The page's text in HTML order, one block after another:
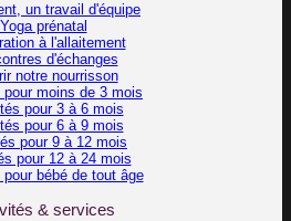
un travail d'équipe
Yoga prénatal
à l'allaitement
d'échanges
notre nourrisson
moins de 3 mois
pour 3 à 6 mois
pour 6 à 9 mois
pour 9 à 12 mois
pour 12 à 24 mois
bébé de tout âge
& services